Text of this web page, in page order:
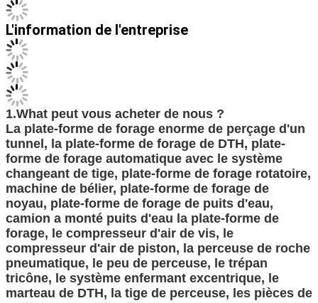
L'information de l'entreprise
1.What peut vous acheter de nous ?
La plate-forme de forage enorme de perçage d'un
tunnel, la plate-forme de forage de DTH, plate-
forme de forage automatique avec le système
changeant de tige, plate-forme de forage rotatoire,
machine de bélier, plate-forme de forage de
noyau, plate-forme de forage de puits d'eau,
camion a monté puits d'eau la plate-forme de
forage, le compresseur d'air de vis, le
compresseur d'air de piston, la perceuse de roche
pneumatique, le peu de perceuse, le trépan
tricône, le système enfermant excentrique, le
marteau de DTH, la tige de perceuse, les pièces de
rechange etc.